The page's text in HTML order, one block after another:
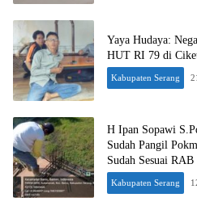
Yaya Hudaya:
HUT RI 79 di
Kabupaten Serang
H Ipan Sopawi
Sudah Pangil
Sudah Sesuai RAB
Kabupaten Serang